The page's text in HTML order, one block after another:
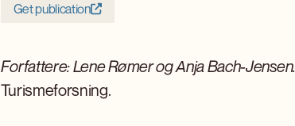
Get publication
Forfattere: Lene Rømer og Anja Bach-Jensen.
Turismeforsning.